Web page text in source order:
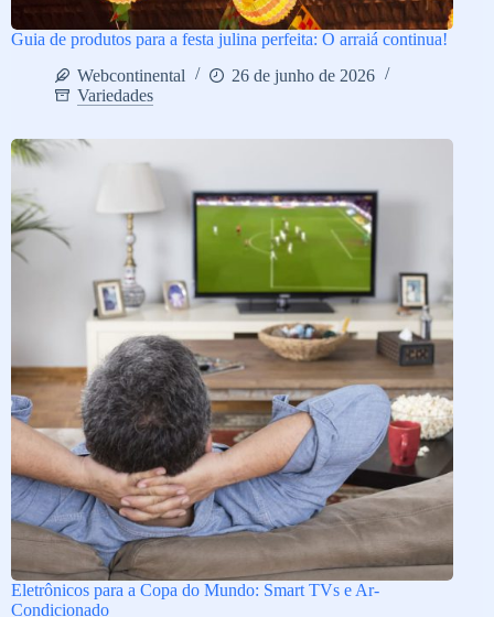
Guia de produtos para a festa julina perfeita: O arraiá continua!
Webcontinental
26 de junho de 2026
Variedades
Eletrônicos para a Copa do Mundo: Smart TVs e Ar-
Condicionado